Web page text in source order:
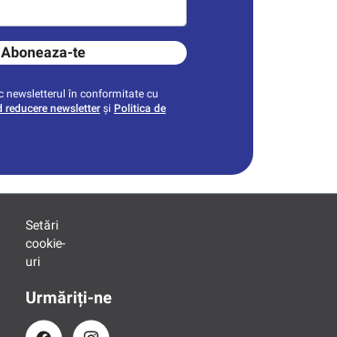
Aboneaza-te
newsletterul în conformitate cu
reducere newsletter și Politica de
Setări
cookie-
uri
Urmăriți-ne